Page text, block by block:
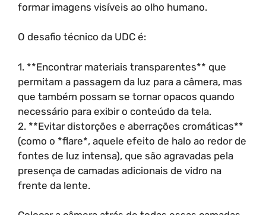
formar imagens visíveis ao olho humano.
O desafio técnico da UDC é:
1. **Encontrar materiais transparentes** que
permitam a passagem da luz para a câmera, mas
que também possam se tornar opacos quando
necessário para exibir o conteúdo da tela.
2. **Evitar distorções e aberrações cromáticas**
(como o *flare*, aquele efeito de halo ao redor de
fontes de luz intensa), que são agravadas pela
presença de camadas adicionais de vidro na
frente da lente.